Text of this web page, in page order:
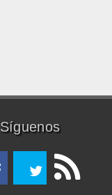
Síguenos